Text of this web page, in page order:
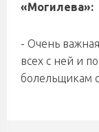
«Могилева»:
- Очень
всех с ней и
болельщикам